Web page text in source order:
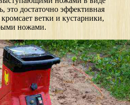
это достаточно эффективная
ветки и кустарники,
ножами.